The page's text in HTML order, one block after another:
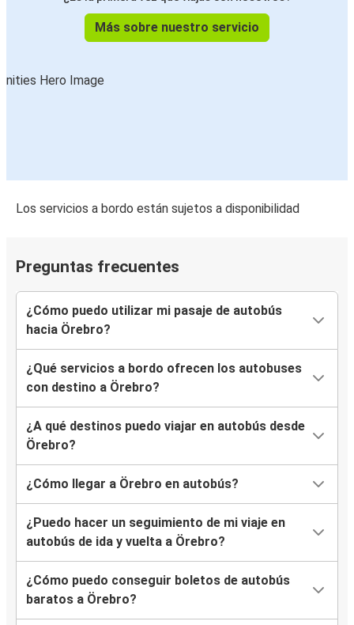
Más sobre nuestro servicio
Los servicios a bordo están sujetos a disponibilidad
Preguntas frecuentes
¿Cómo puedo utilizar mi pasaje de autobús
hacia Örebro?
¿Qué servicios a bordo ofrecen los autobuses
con destino a Örebro?
¿A qué destinos puedo viajar en autobús desde
Örebro?
¿Cómo llegar a Örebro en autobús?
¿Puedo hacer un seguimiento de mi viaje en
autobús de ida y vuelta a Örebro?
¿Cómo puedo conseguir boletos de autobús
baratos a Örebro?